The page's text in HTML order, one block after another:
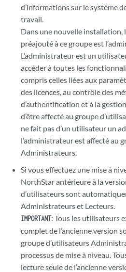
d’informations sur le système
travail.
Dans une nouvelle installation,
préajouté à ce groupe est
L’administrateur est un
accéder à toutes les
compris celles liées aux
des licences, au contrôle des
d’authentification et à la
d’être affecté au groupe
ne fait pas d’un utilisateur un
l’administrateur est affecté au
Administrateurs.
Si vous effectuez une mise à
NorthStar antérieure à la
d’utilisateurs sont
Administrateurs et Lecteurs.
IMPORTANT: Tous les utilisateurs
complet de l’ancienne version
groupe d’utilisateurs
processus de mise à niveau.
lecture seule de l’ancienne